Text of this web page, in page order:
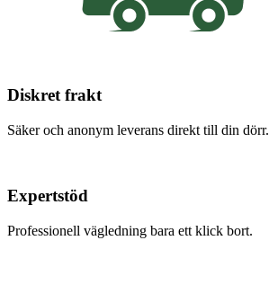
Diskret frakt
Säker och anonym leverans direkt till din dörr.
Expertstöd
Professionell vägledning bara ett klick bort.